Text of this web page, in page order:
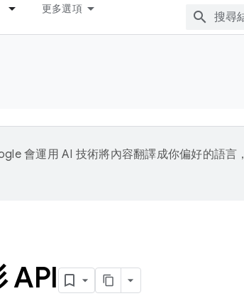
更多選項
會運用 AI 技術將內容翻譯成你偏好的語言
API